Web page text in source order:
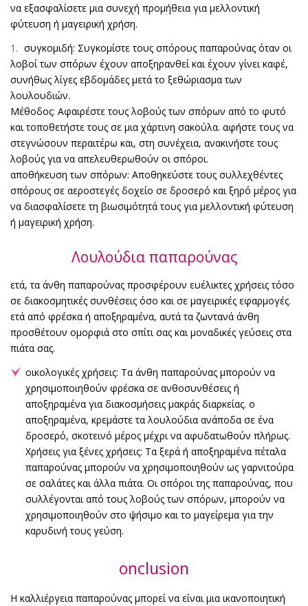
να εξασφαλίσετε μια συνεχή προμήθεια για μελλοντική
φύτευση ή μαγειρική χρήση.
συγκομιδή: Συγκομίστε τους σπόρους παπαρούνας όταν οι
λοβοί των σπόρων έχουν αποξηρανθεί και έχουν γίνει καφέ,
συνήθως λίγες εβδομάδες μετά το ξεθώριασμα των
λουλουδιών.
Μέθοδος: Αφαιρέστε τους λοβούς των σπόρων από το φυτό
και τοποθετήστε τους σε μια χάρτινη σακούλα. αφήστε τους να
στεγνώσουν περαιτέρω και, στη συνέχεια, ανακινήστε τους
λοβούς για να απελευθερωθούν οι σπόροι.
αποθήκευση των σπόρων: Αποθηκεύστε τους συλλεχθέντες
σπόρους σε αεροστεγές δοχείο σε δροσερό και ξηρό μέρος για
να διασφαλίσετε τη βιωσιμότητά τους για μελλοντική φύτευση
ή μαγειρική χρήση.
Λουλούδια παπαρούνας
ετά, τα άνθη παπαρούνας προσφέρουν ευέλικτες χρήσεις τόσο
σε διακοσμητικές συνθέσεις όσο και σε μαγειρικές εφαρμογές.
ετά από φρέσκα ή αποξηραμένα, αυτά τα ζωντανά άνθη
προσθέτουν ομορφιά στο σπίτι σας και μοναδικές γεύσεις στα
πιάτα σας.
οικολογικές χρήσεις: Τα άνθη παπαρούνας μπορούν να
χρησιμοποιηθούν φρέσκα σε ανθοσυνθέσεις ή
αποξηραμένα για διακοσμήσεις μακράς διαρκείας. o
αποξηραμένα, κρεμάστε τα λουλούδια ανάποδα σε ένα
δροσερό, σκοτεινό μέρος μέχρι να αφυδατωθούν πλήρως.
Χρήσεις για ξένες χρήσεις: Τα ξερά ή αποξηραμένα πέταλα
παπαρούνας μπορούν να χρησιμοποιηθούν ως γαρνιτούρα
σε σαλάτες και άλλα πιάτα. Οι σπόροι της παπαρούνας, που
συλλέγονται από τους λοβούς των σπόρων, μπορούν να
χρησιμοποιηθούν στο ψήσιμο και το μαγείρεμα για την
καρυδινή τους γεύση.
onclusion
Η καλλιέργεια παπαρούνας μπορεί να είναι μια ικανοποιητική